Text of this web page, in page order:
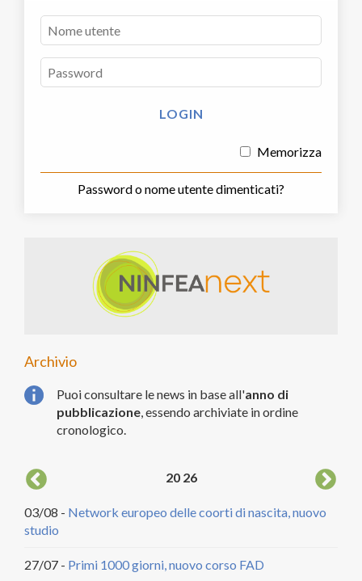
Memorizza
Password o nome utente dimenticati?
Archivio
Puoi consultare le news in base all'anno di
pubblicazione , essendo archiviate in ordine
cronologico.
20 26
03/08 - Network europeo delle coorti di nascita, nuovo
studio
27/07 - Primi 1000 giorni, nuovo corso FAD